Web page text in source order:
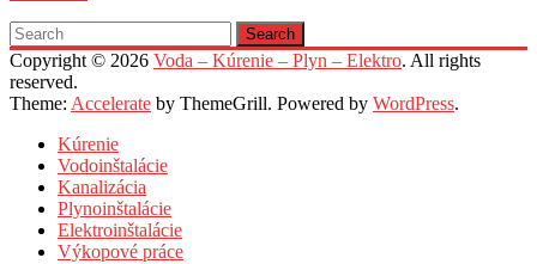
Copyright © 2026 Voda – Kúrenie – Plyn – Elektro. All rights
reserved.
Theme: Accelerate by ThemeGrill. Powered by WordPress.
Kúrenie
Vodoinštalácie
Kanalizácia
Plynoinštalácie
Elektroinštalácie
Výkopové práce